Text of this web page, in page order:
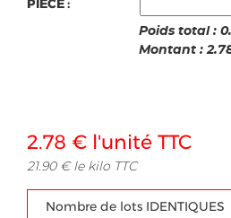
PIÈCE :
Poids total :
Montant :
2.78 € l'unité TTC
21.90 € le kilo TTC
Nombre de lots IDENTIQUES